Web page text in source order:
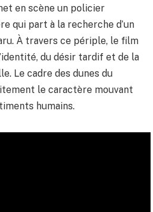
en scène un policier
qui part à la recherche d’un
À travers ce périple, le film
du désir tardif et de la
Le cadre des dunes du
le caractère mouvant
humains.